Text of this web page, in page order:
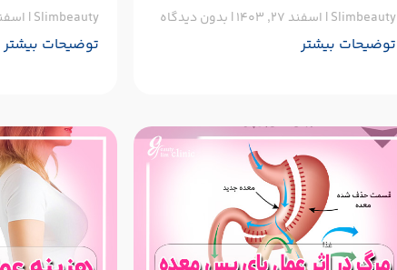
Slimbeauty اسفند ۲۷, ۱۴۰۳ بدون دیدگاه
توضیحات بیشتر
Slimbeauty اسفند ۲۶,
توضیحات بیشتر